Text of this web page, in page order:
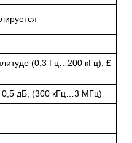
(0,3 Гц…200 кГц), £
дБ, (300 кГц…3 МГц)